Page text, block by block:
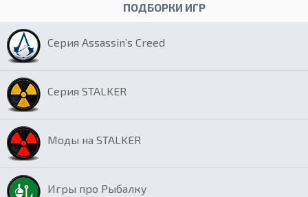
ПОДБОРКИ ИГР
Серия Assassin’s Creed
Серия STALKER
Моды на STALKER
Игры про Рыбалку